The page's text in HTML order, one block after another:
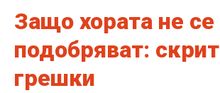
Защо хората не се
подобряват:
грешки